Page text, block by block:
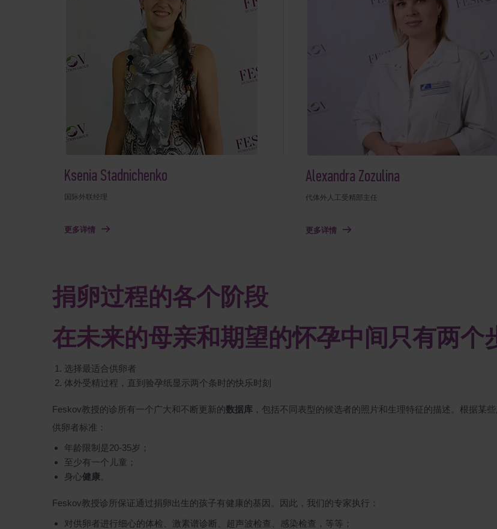
Ksenia Stadnichenko
国际外联经理
更多详情
Alexandra Zozulina
代体外人工受精部主任
更多详情
捐卵过程的各个阶段
在未来的母亲和期望的怀孕中间只有两个
选择最适合供卵者
体外受精过程，直到验孕纸显示两个条时的快乐时刻
Feskov教授的诊所有一个广大和不断更新的数据库 ，包括不同表型的候选者的照片和生理特征的描述。根据某
供卵者标准：
年龄限制是20-35岁；
至少有一个儿童；
身心健康
Feskov教授诊所保证通过捐卵出生的孩子有健康的基因。因此，我们的专家执行：
对供卵者进行细心的体检、激素谱诊断、超声波检查、感染检查，等等；